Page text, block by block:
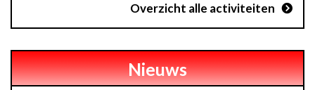
Overzicht alle activiteiten
Nieuws